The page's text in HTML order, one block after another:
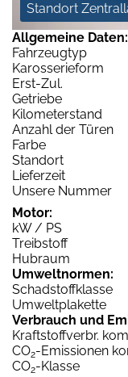
Standort
Allgemeine Daten:
Fahrzeugtyp
Karosserieform
Erst-Zul.
Getriebe
Kilometerstand
Anzahl der Türen
Farbe
Standort
Lieferzeit
Unsere Nummer
Motor:
kW / PS
Treibstoff
Hubraum
Umweltnormen:
Schadstoffklasse
Umweltplakette
Verbrauch und
Kraftstoffverbr.
CO2-Emissionen
CO2-Klasse